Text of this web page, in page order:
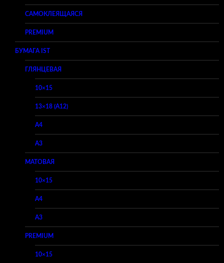
САМОКЛЕЯЩАЯСЯ
PREMIUM
БУМАГА IST
ГЛЯНЦЕВАЯ
10×15
13×18 (A12)
A4
A3
МАТОВАЯ
10×15
A4
A3
PREMIUM
10×15